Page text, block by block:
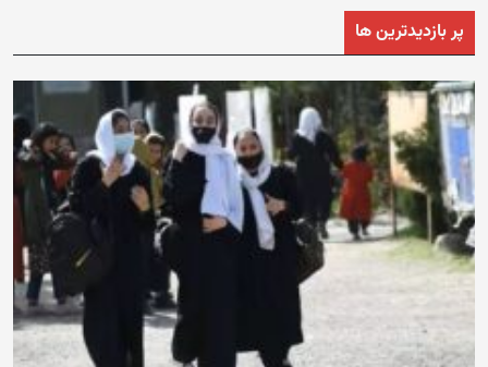
پر بازدیدترین ها